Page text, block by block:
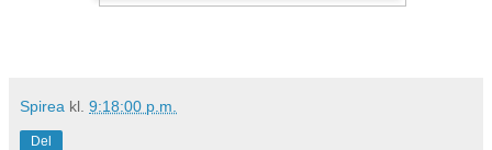
Spirea kl. 9:18:00 p.m.
Del